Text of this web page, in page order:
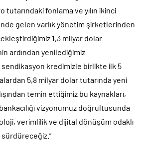
tutarındaki fonlama ve yılın ikinci
gelen varlık yönetim şirketlerinden
1,3 milyar dolar
ardından yenilediğimiz
kredimizle birlikte ilk 5
5,8 milyar dolar tutarında yeni
temin ettiğimiz bu kaynakları,
vizyonumuz doğrultusunda
verimlilik ve dijital dönüşüm odaklı